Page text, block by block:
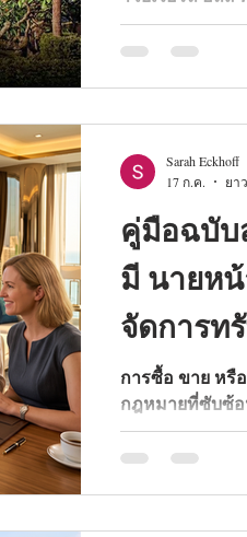
บันดาลใจจากล
อลังการ และทำ
คู่มือฉบั
มี นายห
จัดการท
การซื้อ ขาย หรื
กฎหมายที่ซับซ้อ
การเพิ่มผลตอบ
อสังหา พัทยา มื
Sarah Eckhoff
17 ก.ค.
ยา